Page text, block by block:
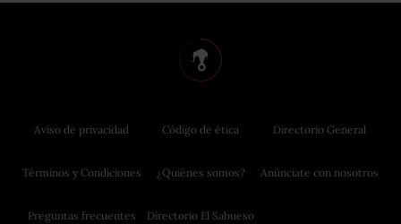
Aviso de privacidad
Términos y Condiciones
Preguntas frecuentes
Código de ética
¿Quiénes somos?
Directorio El Sabueso
Directorio General
Anúnciate con nosotros